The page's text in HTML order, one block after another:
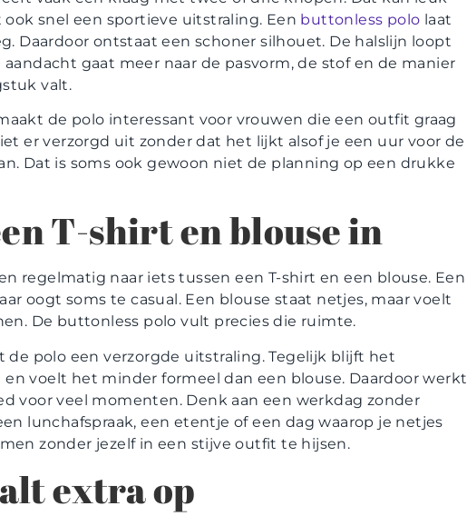
snel een sportieve uitstraling. Een buttonless polo laat
Daardoor ontstaat een schoner silhouet. De halslijn loopt
gaat meer naar de pasvorm, de stof en de manier
valt.
de polo interessant voor vrouwen die een outfit graag
er verzorgd uit zonder dat het lijkt alsof je een uur voor de
Dat is soms ook gewoon niet de planning op een drukke
T-shirt en blouse in
regelmatig naar iets tussen een T-shirt en een blouse. Een
oogt soms te casual. Een blouse staat netjes, maar voelt
De buttonless polo vult precies die ruimte.
de polo een verzorgde uitstraling. Tegelijk blijft het
voelt het minder formeel dan een blouse. Daardoor werkt
voor veel momenten. Denk aan een werkdag zonder
lunchafspraak, een etentje of een dag waarop je netjes
zonder jezelf in een stijve outfit te hijsen.
extra op